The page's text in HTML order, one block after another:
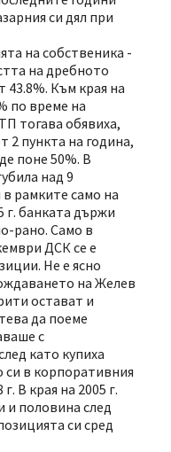
си дял при
на собственика -
на дребното
43.8%. Към края на
по време на
тогава обявиха,
2 пункта на година,
поне 50%. В
над 9
рамките само на
г. банката държи
рано. Само в
ДСК се е
Не е ясно
на Желев
остават и
да поеме
с
като купиха
в корпоративния
В края на 2005 г.
и половина след
си сред